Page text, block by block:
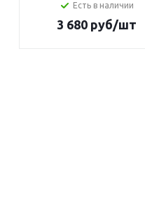
Есть в наличии
3 680руб/шт